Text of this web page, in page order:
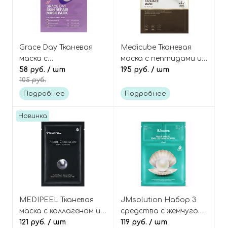
Grace Day Тканевая
маска с
мадекассосидом
восстанавливающая,
Skin Repair Mask Pack
58 руб. / шт
105 руб.
Подробнее
Medicube Тканевая
маска с пептидами и
ниацинамидом для
Peptide Radiance Mask
195 руб. / шт
Подробнее
Новинка
MEDIPEEL Тканевая
маска с коллагеном и
жемчугом Pearl
121 руб. / шт
JMsolution Набор 3
средства с жемчугом:
эссенция, тканевая
119 руб. / шт